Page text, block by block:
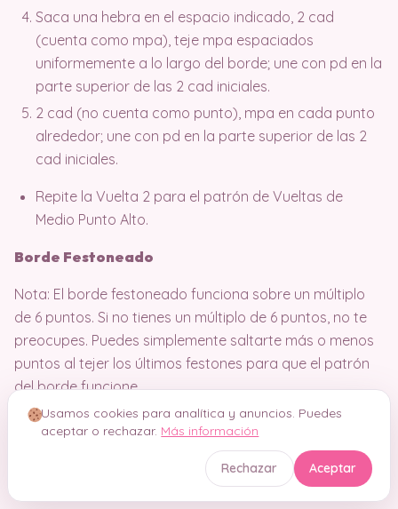
Saca una hebra en el espacio indicado, 2 cad
(cuenta como mpa), teje mpa espaciados
uniformemente a lo largo del borde; une con pd en la
parte superior de las 2 cad iniciales.
2 cad (no cuenta como punto), mpa en cada punto
alrededor; une con pd en la parte superior de las 2
cad iniciales.
Repite la Vuelta 2 para el patrón de Vueltas de
Medio Punto Alto.
Borde Festoneado
Nota: El borde festoneado funciona sobre un múltiplo
de 6 puntos. Si no tienes un múltiplo de 6 puntos, no te
preocupes. Puedes simplemente saltarte más o menos
puntos al tejer los últimos festones para que el patrón
del borde funcione.
Sáltate los siguientes 2 puntos, 6 pa en el siguiente
punto, sáltate los siguientes 2 puntos, pd en el
siguiente punto, sáltate los siguientes 2 puntos, 6 pa
en el siguiente punto, sáltate los siguientes 2 puntos;
Usamos cookies para analítica y anuncios. Puedes
aceptar o rechazar. Más información
Rechazar Aceptar